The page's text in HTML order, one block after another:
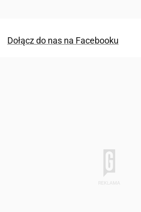
Dołącz do nas na Facebooku